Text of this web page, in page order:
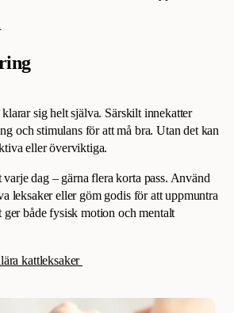
sig helt själva. Särskilt innekatter
och stimulans för att må bra. Utan det kan
eller överviktiga.
dag – gärna flera korta pass. Använd
leksaker eller göm godis för att uppmuntra
både fysisk motion och mentalt
kattleksaker